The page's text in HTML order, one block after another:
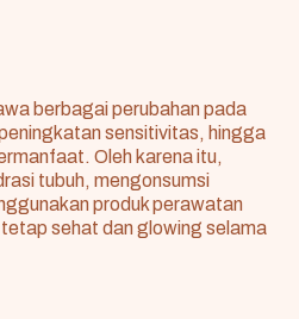
berbagai perubahan pada
sensitivitas, hingga
Oleh karena itu,
tubuh, mengonsumsi
produk perawatan
sehat dan glowing selama